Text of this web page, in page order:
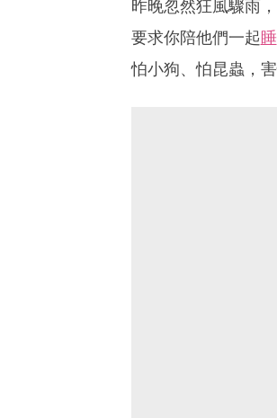
昨晚忽然狂風驟雨
要求你陪他們一起睡
怕小狗、怕昆蟲，